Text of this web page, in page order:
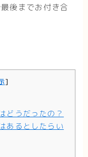
後までお付き合
]
どうだったの？
あるとしたらい